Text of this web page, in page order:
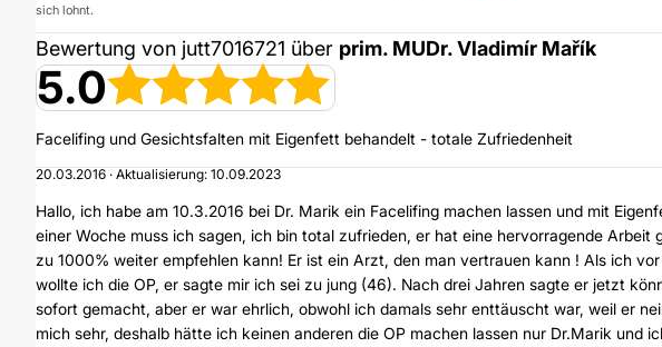
sich lohnt.
Bewertung von jutt7016721 über prim. MUDr. Vladimír Mařík
5.0
Facelifing und Gesichtsfalten mit Eigenfett behandelt - totale Zufriedenheit
20.03.2016 · Aktualisierung: 10.09.2023
Hallo, ich habe am 10.3.2016 bei Dr. Marik ein Facelifing machen lassen und mit
einer Woche muss ich sagen, ich bin total zufrieden, er hat eine hervorragende
zu 1000% weiter empfehlen kann! Er ist ein Arzt, den man vertrauen kann ! Als ich
wollte ich die OP, er sagte mir ich sei zu jung (46). Nach drei Jahren sagte er jetzt
sofort gemacht, aber er war ehrlich, obwohl ich damals sehr enttäuscht war, weil er
mich sehr, deshalb hätte ich keinen anderen die OP machen lassen nur Dr.Marik und